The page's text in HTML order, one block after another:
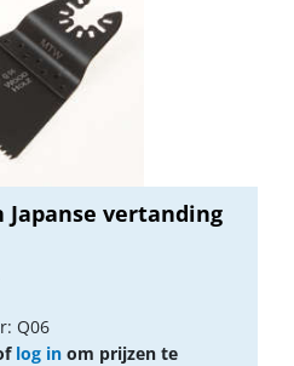
Japanse vertanding
Q06
log in om prijzen te